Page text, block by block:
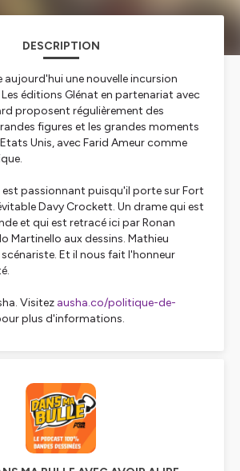
DESCRIPTION
aujourd'hui une nouvelle incursion
éditions Glénat en partenariat avec
proposent régulièrement des
figures et les grandes moments
Unis, avec Farid Ameur comme
est passionnant puisqu'il porte sur Fort
Davy Crockett. Un drame qui est
et qui est retracé ici par Ronan
Martinello aux dessins. Mathieu
scénariste. Et il nous fait l'honneur
Visitez ausha.co/politique-de-
plus d'informations.